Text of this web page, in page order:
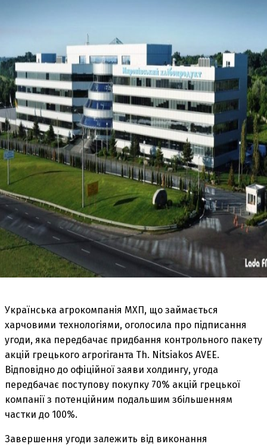
Українська агрокомпанія МХП, що займається
харчовими технологіями, оголосила про підписання
угоди, яка передбачає придбання контрольного пакету
акцій грецького агрогіганта Th. Nitsiakos AVEE.
Відповідно до офіційної заяви холдингу, угода
передбачає поступову покупку 70% акцій грецької
компанії з потенційним подальшим збільшенням
частки до 100%.
Завершення угоди залежить від виконання